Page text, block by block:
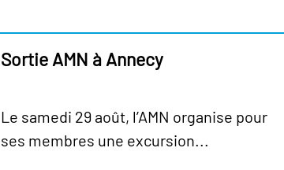
Sortie AMN à Annecy
Le samedi 29 août, l’AMN organise pour
ses membres une excursion...